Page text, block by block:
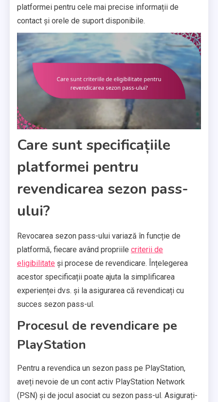
platformei pentru cele mai precise informații de
contact și orele de suport disponibile.
Care sunt specificațiile
platformei pentru
revendicarea sezon pass-
ului?
Revocarea sezon pass-ului variază în funcție de
platformă, fiecare având propriile criterii de
eligibilitate și procese de revendicare. Înțelegerea
acestor specificații poate ajuta la simplificarea
experienței dvs. și la asigurarea că revendicați cu
succes sezon pass-ul.
Procesul de revendicare pe
PlayStation
Pentru a revendica un sezon pass pe PlayStation,
aveți nevoie de un cont activ PlayStation Network
(PSN) și de jocul asociat cu sezon pass-ul. Asigurați-